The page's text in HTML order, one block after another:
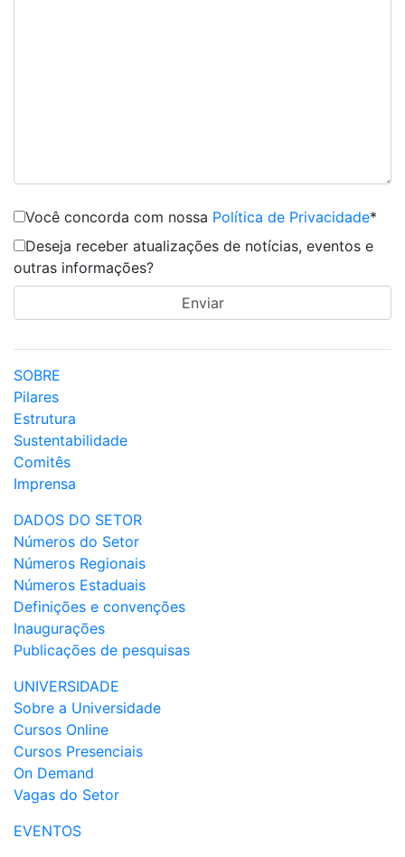
Você concorda com nossa Política de Privacidade*
Deseja receber atualizações de notícias, eventos e
outras informações?
SOBRE
Pilares
Estrutura
Sustentabilidade
Comitês
Imprensa
DADOS DO SETOR
Números do Setor
Números Regionais
Números Estaduais
Definições e convenções
Inaugurações
Publicações de pesquisas
UNIVERSIDADE
Sobre a Universidade
Cursos Online
Cursos Presenciais
On Demand
Vagas do Setor
EVENTOS